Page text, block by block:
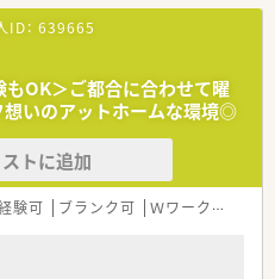
： 639665
もOK＞ご都合に合わせて曜
想いのアットホームな環境◎
トに追加
験可 ブランク可 Ｗワーク可